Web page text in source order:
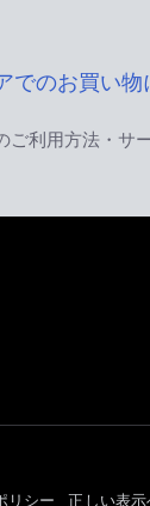
でのお買い
ご利用方法・サ
リシー 正しい表